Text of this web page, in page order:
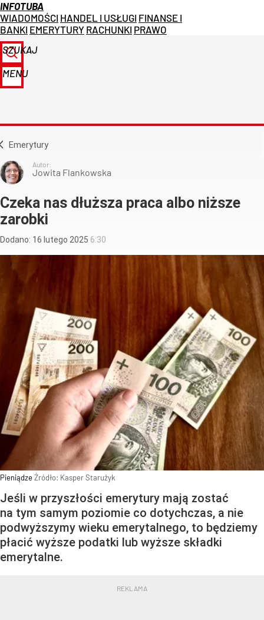
INFOTUBA
WIADOMOŚCI HANDEL I USŁUGI FINANSE I
BANKI EMERYTURY RACHUNKI PRAWO
SZUKAJ
MENU
Emerytury
Autor:
Jowita Flankowska
Czeka nas dłuższa praca albo niższe
zarobki
Dodano: 16 lutego 2025 6:30
PieniądzeŹródło: Kasper Starużyk
Jeśli w przyszłości emerytury mają zostać
na tym samym poziomie co dotychczas, a nie
podwyższymy wieku emerytalnego, to będziemy
płacić wyższe podatki lub wyższe składki
emerytalne.